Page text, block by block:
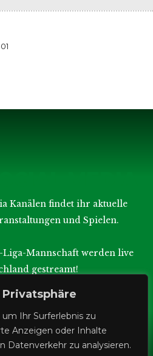
Ihr Surferlebnis zu
Anzeigen oder Inhalte
Datenverkehr zu analysieren.
Kanälen findet ihr aktuelle
und Spielen.
Mannschaft werden live
gestreamt!